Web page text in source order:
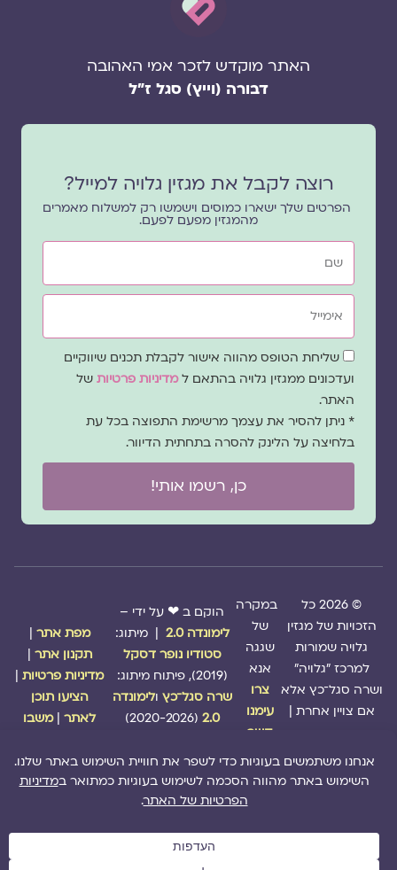
האתר מוקדש לזכר אמי האהובה
דבורה (וייץ) סגל ז"ל
רוצה לקבל את מגזין גלויה למייל?
הפרטים שלך ישארו כמוסים וישמשו רק למשלוח מאמרים
מהמגזין מפעם לפעם.
שם
אימייל
שדהשליחת הטופס מהווה אישור לקבלת תכנים שיווקיים
ועדכונים ממגזין גלויה בהתאם ל מדיניות פרטיותשל
האתר.
* ניתן להסיר את עצמך מרשימת התפוצה בכל עת
בלחיצה על הלינק להסרה בתחתית הדיוור.
כן, רשמו אותי!
© 2026 כל
הזכויות של מגזין
גלויה שמורות
למרכז "גלויה"
ושרה סגל־כץ אלא
אם צויין אחרת |
במקרה
של
שגגה
אנא
צרו
עימנו
קשר
הוקם ב ❤ על ידי –
לימונדה 2.0
| מיתוג:
סטודיו נופר דסקל
שרה סגל־כץולימונדה
2.0
(2020-2026)
מפת אתר|
תקנון אתר|
מדיניות פרטיות|
הציעו תוכן
לאתר| משבו